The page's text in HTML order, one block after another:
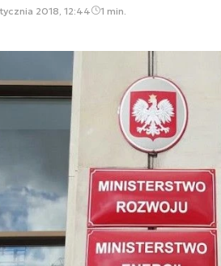
2018, 12:44 1 min.